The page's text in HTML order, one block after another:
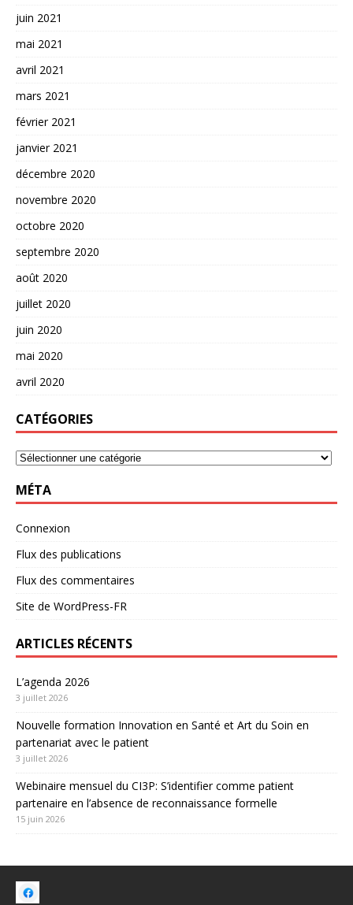
juin 2021
mai 2021
avril 2021
mars 2021
février 2021
janvier 2021
décembre 2020
novembre 2020
octobre 2020
septembre 2020
août 2020
juillet 2020
juin 2020
mai 2020
avril 2020
CATÉGORIES
MÉTA
Connexion
Flux des publications
Flux des commentaires
Site de WordPress-FR
ARTICLES RÉCENTS
L’agenda 2026
3 juillet 2026
Nouvelle formation Innovation en Santé et Art du Soin en
partenariat avec le patient
3 juillet 2026
Webinaire mensuel du CI3P: S’identifier comme patient
partenaire en l’absence de reconnaissance formelle
15 juin 2026